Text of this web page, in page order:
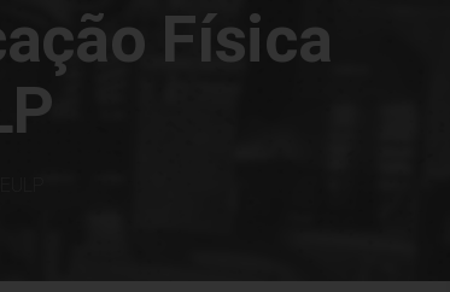
Física